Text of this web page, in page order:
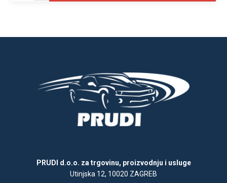
PRUDI d.o.o. za trgovinu, proizvodnju i usluge
Utinjska 12, 10020 ZAGREB